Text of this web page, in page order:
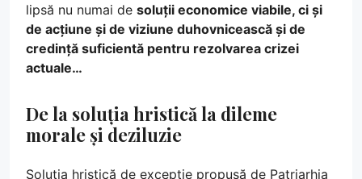
lipsă nu numai de soluții economice viabile, ci și
de acțiune și de viziune duhovnicească și de
credință suficientă pentru rezolvarea crizei
actuale…
De la soluția hristică la dileme
morale și deziluzie
Soluția hristică de excepție propusă de Patriarhia